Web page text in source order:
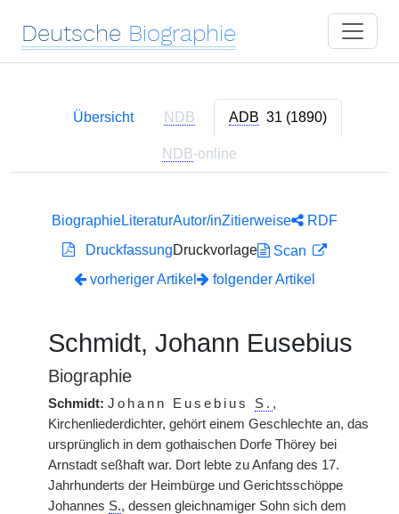
Deutsche Biographie
Übersicht NDB ADB 31 (1890)
NDB-online
BiographieLiteraturAutor/inZitierweise
RDF
DruckfassungDruckvorlage
Scan
vorheriger Artikel
folgender Artikel
Schmidt, Johann Eusebius
Biographie
Schmidt: Johann Eusebius S. ,
Kirchenliederdichter, gehört einem Geschlechte an, das
ursprünglich in dem gothaischen Dorfe Thörey bei
Arnstadt seßhaft war. Dort lebte zu Anfang des 17.
Jahrhunderts der Heimbürge und Gerichtsschöppe
Johannes S., dessen gleichnamiger Sohn sich dem